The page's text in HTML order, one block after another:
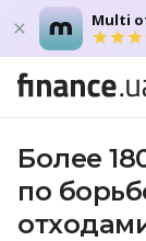
Multi
Более
по